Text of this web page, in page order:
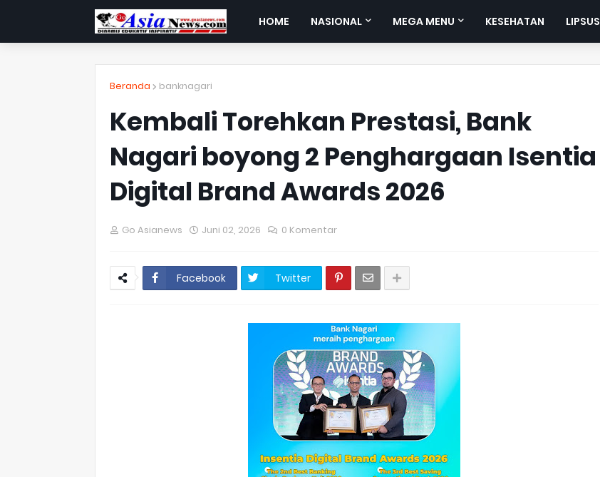
HOME NASIONAL MEGA MENU KESEHATAN LIPSUS
Beranda banknagari
Kembali Torehkan Prestasi, Bank
Nagari boyong 2 Penghargaan Isentia
Digital Brand Awards 2026
Go Asianews Juni 02, 2026 0 Komentar
Facebook Twitter